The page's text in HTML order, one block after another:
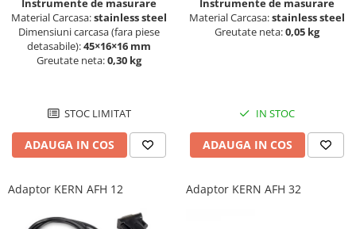
Instrumente de masurare
Material Carcasa:stainless steel
Dimensiuni carcasa (fara piese
detasabile):45×16×16 mm
Greutate neta:0,30 kg
STOC LIMITAT
ADAUGA IN COS
Instrumente de masurare
Material Carcasa:stainless steel
Greutate neta:0,05 kg
IN STOC
ADAUGA IN COS
Adaptor KERN AFH 12 Adaptor KERN AFH 32